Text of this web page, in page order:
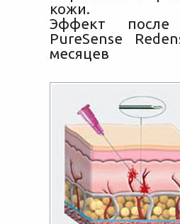
кожи.
Эффект
PureSense
месяцев